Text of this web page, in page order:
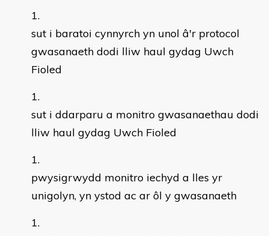
sut i baratoi cynnyrch yn unol â'r protocol
gwasanaeth dodi lliw haul gydag Uwch
Fioled
sut i ddarparu a monitro gwasanaethau dodi
lliw haul gydag Uwch Fioled
pwysigrwydd monitro iechyd a lles yr
unigolyn, yn ystod ac ar ôl y gwasanaeth